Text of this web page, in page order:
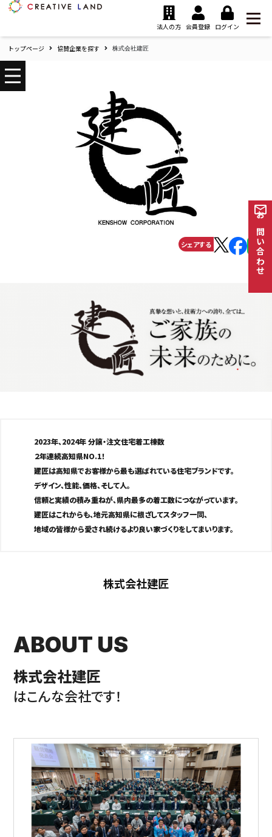
ク
エ
イ
テ
ィ
ブ
法人の方 会員登録 ログイン
トップページ 協賛企業を探す 株式会社建匠
シェアする お問い合わせ
2023年、2024年 分譲・注文住宅着工棟数
２年連続高知県NO.1！
建匠は高知県でお客様から最も選ばれている住宅ブランドです。
デザイン、性能、価格、そして人。
信頼と実績の積み重ねが、県内最多の着工数につながっています。
建匠はこれからも、地元高知県に根ざしてスタッフ一同、
地域の皆様から愛され続けるより良い家づくりをしてまいります。
株式会社建匠
ABOUT US
株式会社建匠
はこんな会社です！